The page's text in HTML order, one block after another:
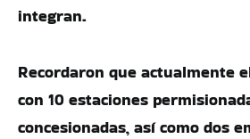
integran.
Recordaron que actualmente
con 10 estaciones
concesionadas, así como dos